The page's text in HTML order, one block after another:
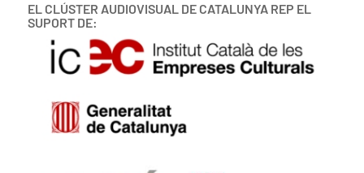
EL CLÚSTER AUDIOVISUAL DE CATALUNYA REP EL
SUPORT DE: